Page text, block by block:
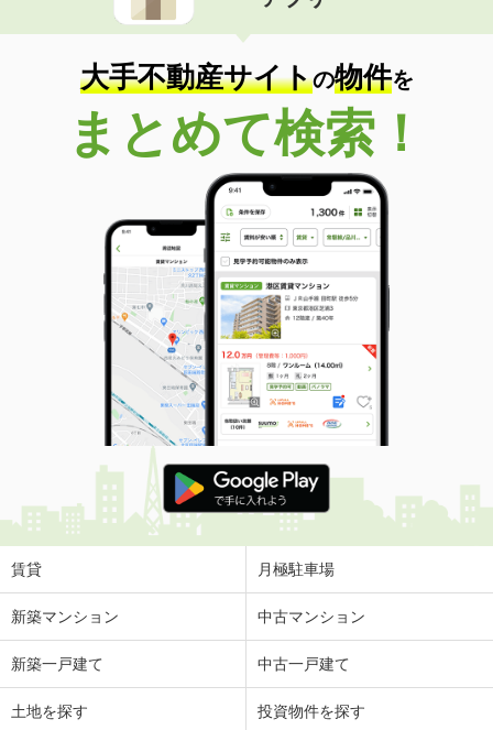
大手不動産サイトの物件を
まとめて検索！
賃貸 月極駐車場
新築マンション 中古マンション
新築一戸建て 中古一戸建て
土地を探す 投資物件を探す